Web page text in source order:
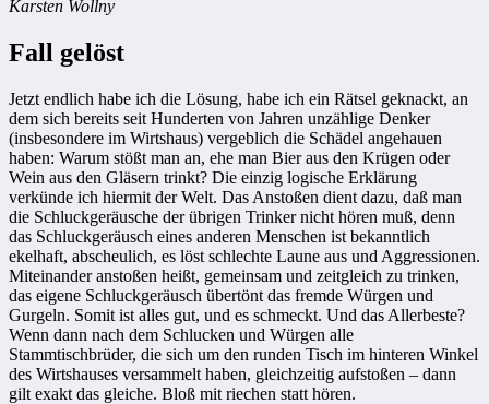
Karsten Wollny
Fall gelöst
Jetzt endlich habe ich die Lösung, habe ich ein Rätsel geknackt, an
dem sich bereits seit Hunderten von Jahren unzählige Denker
(insbesondere im Wirtshaus) vergeblich die Schädel angehauen
haben: Warum stößt man an, ehe man Bier aus den Krügen oder
Wein aus den Gläsern trinkt? Die einzig logische Erklärung
verkünde ich hiermit der Welt. Das Anstoßen dient dazu, daß man
die Schluckgeräusche der übrigen Trinker nicht hören muß, denn
das Schluckgeräusch eines anderen Menschen ist bekanntlich
ekelhaft, abscheulich, es löst schlechte Laune aus und Aggressionen.
Miteinander anstoßen heißt, gemeinsam und zeitgleich zu trinken,
das eigene Schluckgeräusch übertönt das fremde Würgen und
Gurgeln. Somit ist alles gut, und es schmeckt. Und das Allerbeste?
Wenn dann nach dem Schlucken und Würgen alle
Stammtischbrüder, die sich um den runden Tisch im hinteren Winkel
des Wirtshauses versammelt haben, gleichzeitig aufstoßen – dann
gilt exakt das gleiche. Bloß mit riechen statt hören.